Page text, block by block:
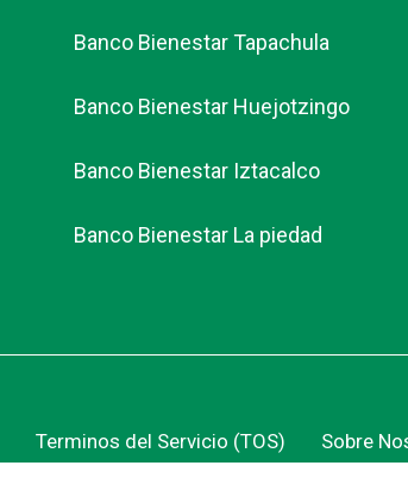
Banco Bienestar Tapachula
Banco Bienestar Huejotzingo
Banco Bienestar Iztacalco
Banco Bienestar La piedad
Terminos del Servicio (TOS) Sobre